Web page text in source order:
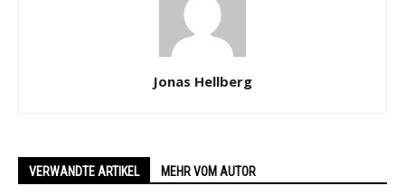
Jonas Hellberg
VERWANDTE ARTIKEL MEHR VOM AUTOR